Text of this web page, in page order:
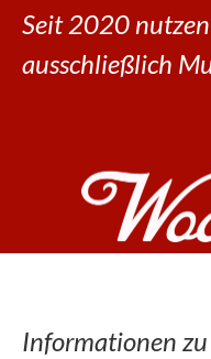
Seit 2020
ausschließlich
Informationen